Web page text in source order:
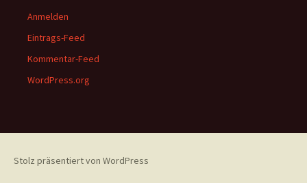
Anmelden
Eintrags-Feed
Kommentar-Feed
WordPress.org
Stolz präsentiert von WordPress